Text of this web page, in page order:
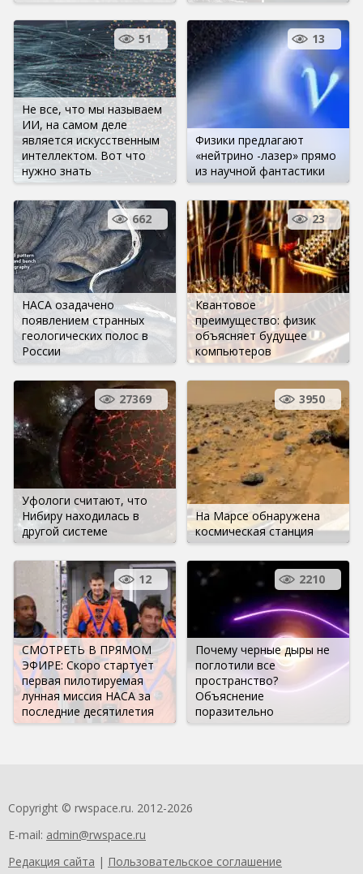
Не все, что мы называем
ИИ, на самом деле
является искусственным
интеллектом. Вот что
нужно знать
51
Физики предлагают
«нейтрино -лазер» прямо
из научной фантастики
13
НАСА озадачено
появлением странных
геологических полос в
России
662
Квантовое
преимущество: физик
объясняет будущее
компьютеров
23
Уфологи считают, что
Нибиру находилась в
другой системе
27369
На Марсе обнаружена
космическая станция
3950
СМОТРЕТЬ В ПРЯМОМ
ЭФИРЕ: Скоро стартует
первая пилотируемая
лунная миссия НАСА за
последние десятилетия
12
Почему черные дыры не
поглотили все
пространство?
Объяснение
поразительно
2210
Copyright © rwspace.ru. 2012-2026
E-mail: admin@rwspace.ru
Редакция сайта | Пользовательское соглашение